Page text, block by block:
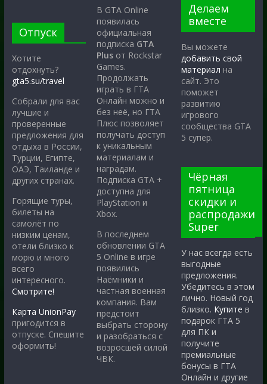
Отпуск
Хотите
отдохнуть?
gta5.su/travel
Собрали для вас
лучшие и
проверенные
предложения для
отдыха в России,
Турции, Египте,
ОАЭ, Таиланде и
других странах.
Горящие туры,
билеты на
самолёт по
низким ценам,
отели близко к
морю и много
всего
интересного.
Смотрите!
Карта UnionPay
пригодится в
отпуске. Спешите
оформить!
В GTA Online
появилась
официальная
подписка GTA
Plus от Rockstar
Games.
Продолжать
играть в ГТА
Онлайн можно и
без неё, но ГТА
Плюс позволяет
получать доступ
к уникальным
материалам и
наградам.
Подписка GTA +
доступна для
PlayStation и
Xbox.
В последнем
обновлении GTA
5 Online в игре
появились
Наёмники и
частная военная
компания. Вам
предстоит
выбрать сторону
и разобраться с
возросшей силой
ЧВК.
Делаем
вместе
Вы можете
добавить свой
материал на
сайт. Это
поможет
развитию
игрового
сообщества GTA
5 супер.
Чёрная
пятница
скидки и
распродажи
Super
У нас всегда есть
выгодные
предложения.
Убедитесь в этом
лично. Новый год
близко. Купите в
подарок ГТА 5
для ПК и
получите
премиальные
бонусы в ГТА
Онлайн и другие